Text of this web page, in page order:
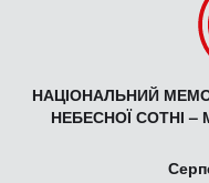
НАЦІОНАЛЬНИЙ
НЕБЕСНОЇ СОТНІ –